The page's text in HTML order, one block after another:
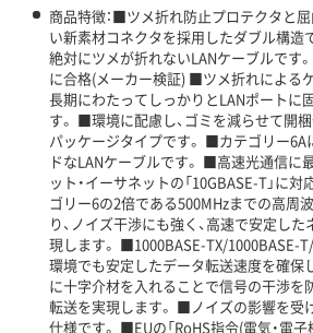
商品特徴：■ツメ折れ防止プロテクタと
い新素材コネクタを採用したダブル構造
絶対にツメが折れないLANケーブルです
に合格(メーカー検証) ■ツメ折れによる
長期にわたってしっかりとLANポートに
す。 ■環境に配慮し、ゴミを減らせて開
パッケージタイプです。 ■カテゴリー6A
ドなLANケーブルです。 ■高速光通信に
ット・イーサネットの「10GBASE-T」に
ゴリー6の2倍である500MHzまでの高周
り、ノイズ干渉にも強く、高速で安定し
現します。 ■1000BASE-TX/1000BASE-
環境でも安定したデータ転送速度を確保
に十字介材を入れることで信号の干渉を
転送を実現します。 ■ノイズの影響を受
仕様です。 ■EUの「RoHS指令(電気・電